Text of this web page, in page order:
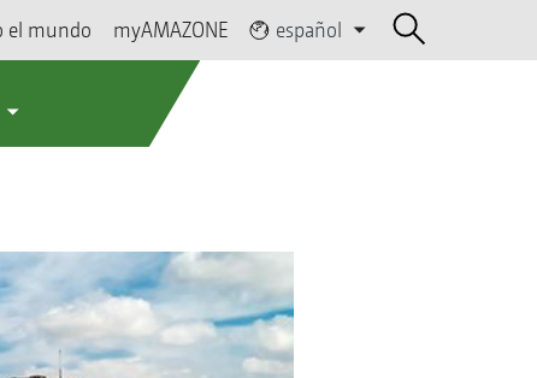
el mundo myAMAZONE español